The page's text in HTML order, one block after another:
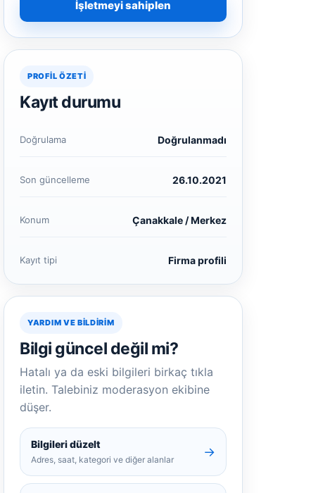
İşletmeyi sahiplen
PROFIL ÖZETI
Kayıt durumu
Doğrulama Doğrulanmadı
Son güncelleme 26.10.2021
Konum Çanakkale / Merkez
Kayıt tipi Firma profili
YARDIM VE BILDIRIM
Bilgi güncel değil mi?
Hatalı ya da eski bilgileri birkaç tıkla
iletin. Talebiniz moderasyon ekibine
düşer.
Bilgileri düzelt
Adres, saat, kategori ve diğer alanlar
→